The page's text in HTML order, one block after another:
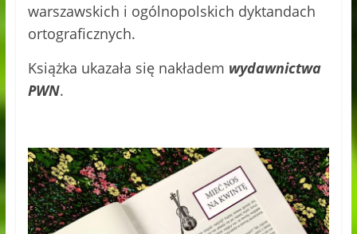
warszawskich i ogólnopolskich dyktandach
ortograficznych.
Książka ukazała się nakładem wydawnictwa
PWN.